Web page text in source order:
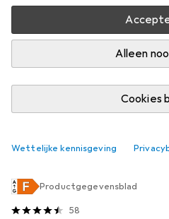
Alleen
Cookies
Wettelijke kennisgeving
Tokio uit de categorie
Relevantie
Philips Hue Essential White &
Productgegevensblad
58